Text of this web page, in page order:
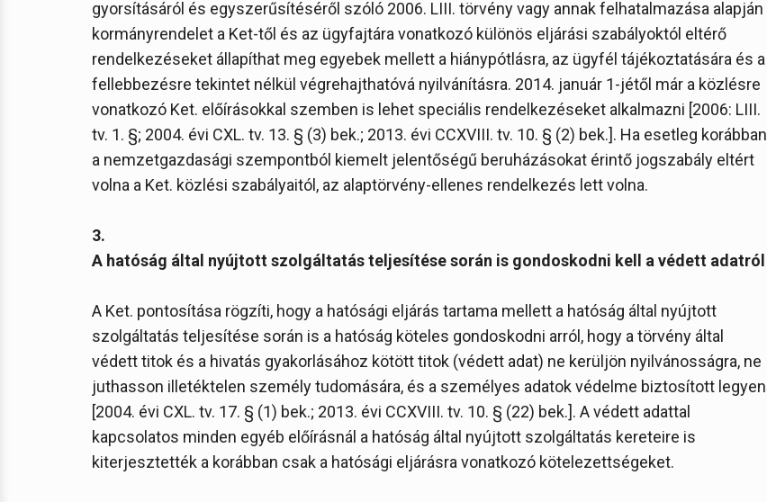
gyorsításáról és egyszerűsítéséről szóló 2006. LIII. törvény vagy annak felhatalmazása alapján
kormányrendelet a Ket-től és az ügyfajtára vonatkozó különös eljárási szabályoktól eltérő
rendelkezéseket állapíthat meg egyebek mellett a hiánypótlásra, az ügyfél tájékoztatására és a
fellebbezésre tekintet nélkül végrehajthatóvá nyilvánításra. 2014. január 1-jétől már a közlésre
vonatkozó Ket. előírásokkal szemben is lehet speciális rendelkezéseket alkalmazni [2006: LIII.
tv. 1. §; 2004. évi CXL. tv. 13. § (3) bek.; 2013. évi CCXVIII. tv. 10. § (2) bek.]. Ha esetleg korábban
a nemzetgazdasági szempontból kiemelt jelentőségű beruházásokat érintő jogszabály eltért
volna a Ket. közlési szabályaitól, az alaptörvény-ellenes rendelkezés lett volna.
3.
A hatóság által nyújtott szolgáltatás teljesítése során is gondoskodni kell a védett adatról
A Ket. pontosítása rögzíti, hogy a hatósági eljárás tartama mellett a hatóság által nyújtott
szolgáltatás teljesítése során is a hatóság köteles gondoskodni arról, hogy a törvény által
védett titok és a hivatás gyakorlásához kötött titok (védett adat) ne kerüljön nyilvánosságra, ne
juthasson illetéktelen személy tudomására, és a személyes adatok védelme biztosított legyen
[2004. évi CXL. tv. 17. § (1) bek.; 2013. évi CCXVIII. tv. 10. § (22) bek.]. A védett adattal
kapcsolatos minden egyéb előírásnál a hatóság által nyújtott szolgáltatás kereteire is
kiterjesztették a korábban csak a hatósági eljárásra vonatkozó kötelezettségeket.